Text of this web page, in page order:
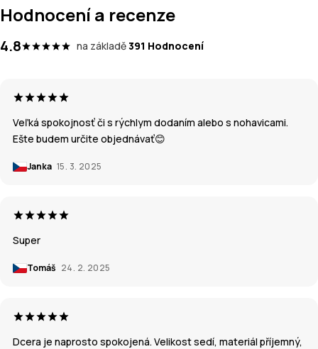
Hodnocení a recenze
4.8 na základě391 Hodnocení
Veľká spokojnosť či s rýchlym dodaním alebo s nohavicami.
Ešte budem určite objednávať😊
Janka 15. 3. 2025
Super
Tomáš 24. 2. 2025
Dcera je naprosto spokojená. Velikost sedí, materiál příjemný,